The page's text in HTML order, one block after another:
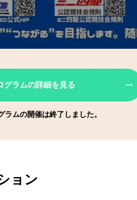
グラムの詳細を見る
ラムの開催は終了しました。
ョン